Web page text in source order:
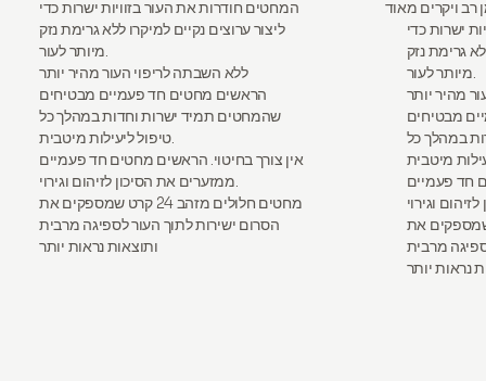
המחטים חודרות את העור בזוויות ישרות כדי
ליצור ערוצים נקיים למיקרו ללא גרימת נזק
מיותר לעור.
ללא השבתה לריפוי העור מהיר יותר
הראשים מחטים חד פעמיים מבטיחים
שהמחטים תמיד ישרות וחדות במהלך כל
טיפול ליעילות מיטבית.
אין צורך בחיטוי. הראשים מחטים חד פעמיים
ממזערים את הסיכון לזיהום וגירוי.
מחטים חלולים מזהב 24 קרט שמספקים את
הסרום ישירות לתוך העור לספיגה מרבית
ותוצאות נראות יותר
ישרות כדי
גרימת נזק
מיותר לעור.
מהיר יותר
מבטיחים
במהלך כל
חד פעמיים
מזהב 24 קרט שמספקים את
מרבית
נראות יותר